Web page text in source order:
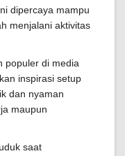
dipercaya mampu
menjalani aktivitas
populer di media
inspirasi setup
dan nyaman
maupun
saat